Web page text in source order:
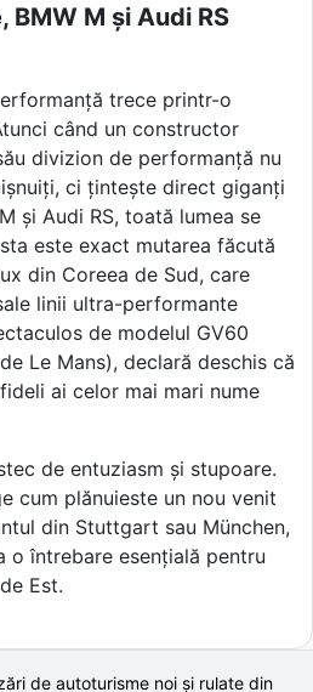
M și Audi RS
trece printr-o
când un constructor
divizion de performanță nu
ci țintește direct giganți
și Audi RS, toată lumea se
este exact mutarea făcută
din Coreea de Sud, care
linii ultra-performante
de modelul GV60
Le Mans), declară deschis că
ai celor mai mari nume
de entuziasm și stupoare.
cum plănuieste un nou venit
din Stuttgart sau München,
o întrebare esențială pentru
Est.
de autoturisme noi și rulate din